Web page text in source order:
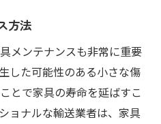
方法
メンテナンスも非常に重要
した可能性のある小さな傷
とで家具の寿命を延ばすこ
ョナルな輸送業者は、家具